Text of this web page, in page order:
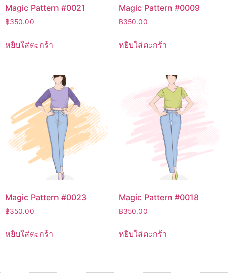
Magic Pattern #0021
฿350.00
หยิบใส่ตะกร้า
Magic Pattern #0009
฿350.00
หยิบใส่ตะกร้า
Magic Pattern #0023
฿350.00
หยิบใส่ตะกร้า
Magic Pattern #0018
฿350.00
หยิบใส่ตะกร้า